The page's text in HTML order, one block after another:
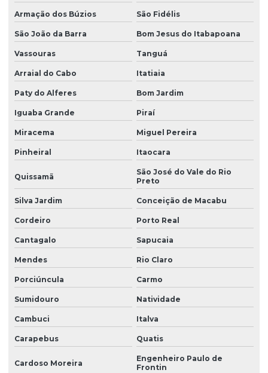
Manutenção de eletrônica industrial em guindastes
Manutenção de eletrônica e sistemas de guindastes
Manutenção de equipamentos eletrônicos para guindastes
Manutenção especializada em eletrônica de guindastes
Manutenção guindaste munck
Manutenção de guindastes eletrônicos
Manutenção de sistemas de automação em guindastes
Manutenção de sistemas de automação industrial
Manutenção de sistemas de controle de guindastes
Manutenção de sistemas de eletrônica para guindastes
industriais
Manutenção de sistemas eletrônicos complexos em
Armação dos Búzios São Fidélis
São João da Barra Bom Jesus do Itabapoana
Vassouras Tanguá
Arraial do Cabo Itatiaia
Paty do Alferes Bom Jardim
Iguaba Grande Piraí
Miracema Miguel Pereira
Pinheiral Itaocara
Quissamã
São José do Vale do Rio
Preto
Silva Jardim Conceição de Macabu
Cordeiro Porto Real
Cantagalo Sapucaia
Mendes Rio Claro
Porciúncula Carmo
Sumidouro Natividade
Cambuci Italva
Carapebus Quatis
Cardoso Moreira
Engenheiro Paulo de
Frontin